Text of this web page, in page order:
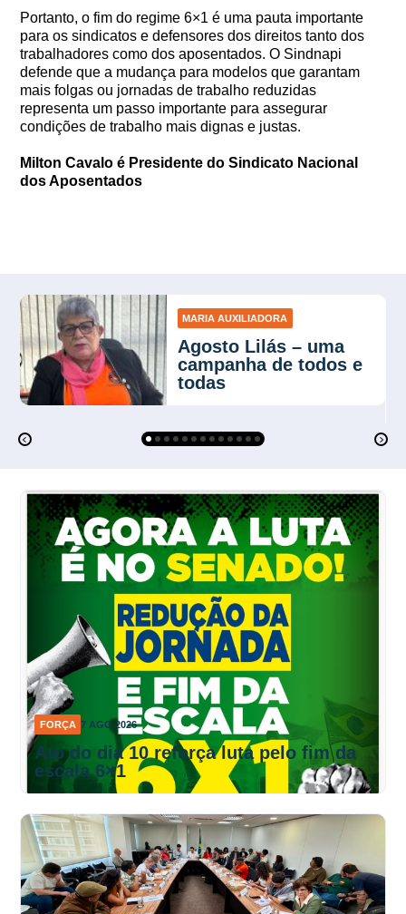
Portanto, o fim do regime 6×1 é uma pauta importante
para os sindicatos e defensores dos direitos tanto dos
trabalhadores como dos aposentados. O Sindnapi
defende que a mudança para modelos que garantam
mais folgas ou jornadas de trabalho reduzidas
representa um passo importante para assegurar
condições de trabalho mais dignas e justas.
Milton Cavalo é Presidente do Sindicato Nacional
dos Aposentados
MARIA AUXILIADORA
Agosto Lilás – uma
campanha de todos e
todas
FORÇA 7 AGO 2026
Ato do dia 10 reforça luta pelo fim da
escala 6×1